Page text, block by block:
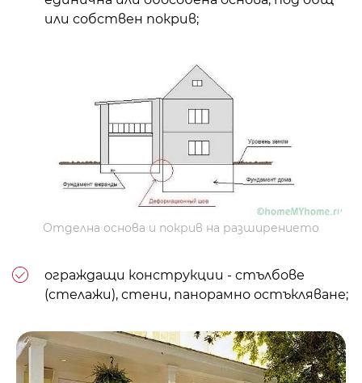
или собствен покрив;
Отделна основа и покрив на разширението
ограждащи конструкции - стълбове
(стелажи), стени, панорамно остъкляване;